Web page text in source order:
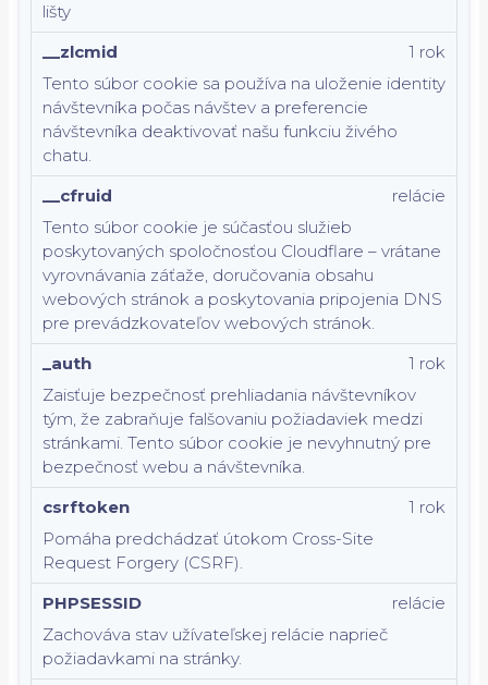
lišty
__zlcmid
Tento súbor cookie sa používa na uloženie identity
návštevníka počas návštev a preferencie
návštevníka deaktivovať našu funkciu živého
chatu.
1 rok
__cfruid
Tento súbor cookie je súčasťou služieb
poskytovaných spoločnosťou Cloudflare – vrátane
vyrovnávania záťaže, doručovania obsahu
webových stránok a poskytovania pripojenia DNS
pre prevádzkovateľov webových stránok.
relácie
_auth
Zaisťuje bezpečnosť prehliadania návštevníkov
tým, že zabraňuje falšovaniu požiadaviek medzi
stránkami. Tento súbor cookie je nevyhnutný pre
bezpečnosť webu a návštevníka.
1 rok
csrftoken
Pomáha predchádzať útokom Cross-Site
Request Forgery (CSRF).
1 rok
PHPSESSID
Zachováva stav užívateľskej relácie naprieč
požiadavkami na stránky.
relácie